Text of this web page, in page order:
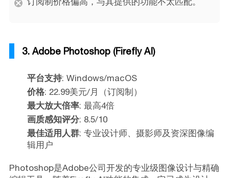
3. Adobe Photoshop (Firefly AI)
平台支持: Windows/macOS
价格: 22.99美元/月（订阅制）
最大放大倍率: 最高4倍
画质感知评分: 8.5/10
最佳适用人群: 专业设计师、摄影师及资深图像编
辑用户
Photoshop是Adobe公司开发的专业级图像设计与精确